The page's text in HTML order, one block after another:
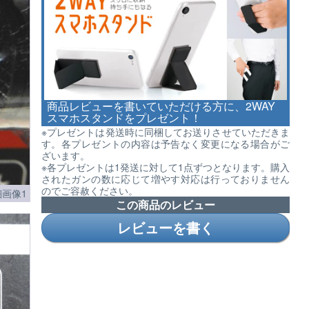
商品レビューを書いていただける方に、2WAY
スマホスタンドをプレゼント！
※プレゼントは発送時に同梱してお送りさせていただきま
す。各プレゼントの内容は予告なく変更になる場合がご
ざいます。
※各プレゼントは1発送に対して1点ずつとなります。購入
されたガンの数に応じて増やす対応は行っておりません
のでご容赦ください。
この商品のレビュー
レビューを書く
像1